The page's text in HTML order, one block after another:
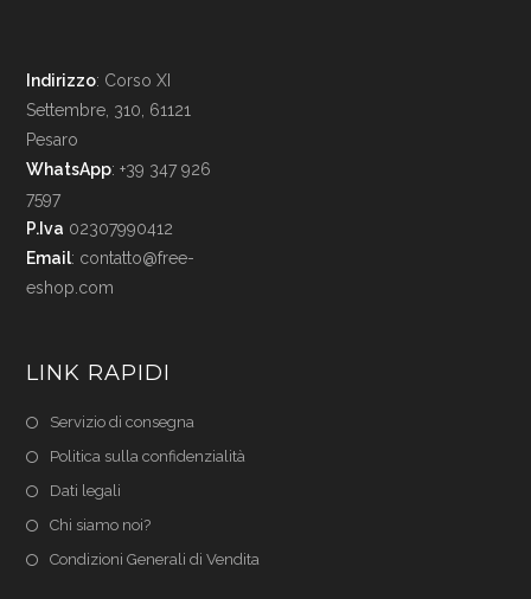
Indirizzo: Corso XI
Settembre, 310, 61121
Pesaro
WhatsApp: +39 347 926
7597
P.Iva 02307990412
Email: contatto@free-
eshop.com
LINK RAPIDI
Servizio di consegna
Politica sulla confidenzialità
Dati legali
Chi siamo noi?
Condizioni Generali di Vendita